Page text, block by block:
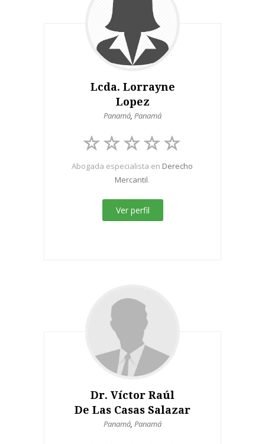
Lcda. Lorrayne
Lopez
Panamá, Panamá
Abogada especialista en Derecho
Mercantil.
Ver perfil
Dr. Víctor Raúl
De Las Casas Salazar
Panamá, Panamá